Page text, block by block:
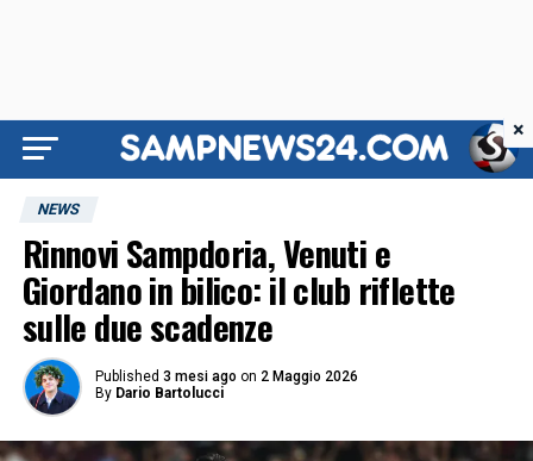
NEWS
Rinnovi Sampdoria, Venuti e
Giordano in bilico: il club riflette
sulle due scadenze
Published 3 mesi ago on 2 Maggio 2026
By Dario Bartolucci
×